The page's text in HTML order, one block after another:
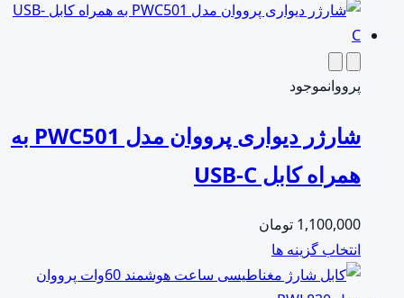
محصول
باشد.
ها
است
در
صفحه
پرووانموجود
شارژر دیواری پرووان مدل PWC501 به
همراه کابل USB-C
1,100,000 تومان
انتخاب گزینه ها
محصول